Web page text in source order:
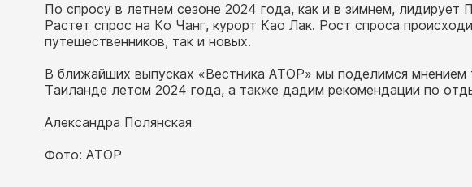
По спросу в летнем сезоне 2024 года, как и в зимнем, лидирует
Растет спрос на Ко Чанг, курорт Као Лак. Рост спроса
путешественников, так и новых.
В ближайших выпусках «Вестника АТОР» мы поделимся мнением
Таиланде летом 2024 года, а также дадим рекомендации по
Александра Полянская
Фото: АТОР